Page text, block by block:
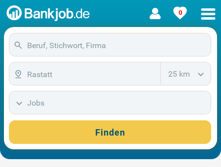
0
25 km
Jobs
Finden